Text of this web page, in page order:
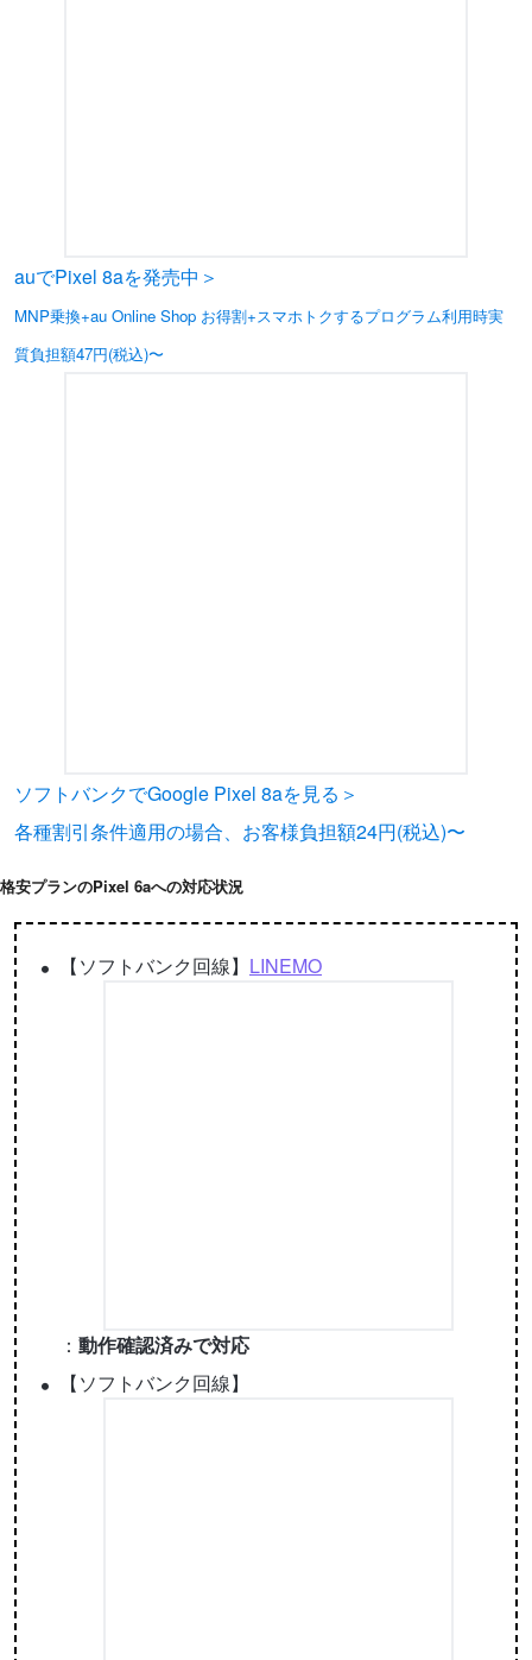
auでPixel 8aを発売中＞
MNP乗換+au Online Shop お得割+スマホトクするプログラム利用時実
質負担額47円(税込)〜
ソフトバンクでGoogle Pixel 8aを見る＞
各種割引条件適用の場合、お客様負担額24円(税込)〜
格安プランのPixel 6aへの対応状況
【ソフトバンク回線】 LINEMO
： 動作確認済みで対応
【ソフトバンク回線】